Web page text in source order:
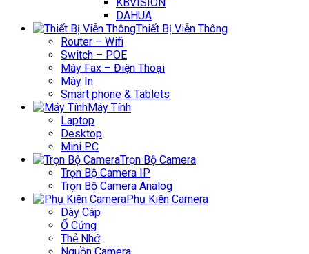
DAHUA
Thiết Bị Viễn Thông
Router – Wifi
Switch – POE
Máy Fax – Điện Thoại
Máy In
Smart phone & Tablets
Máy Tính
Laptop
Desktop
Mini PC
Trọn Bộ Camera
Trọn Bộ Camera IP
Trọn Bộ Camera Analog
Phụ Kiện Camera
Dây Cáp
Ổ Cứng
Thẻ Nhớ
Nguồn Camera